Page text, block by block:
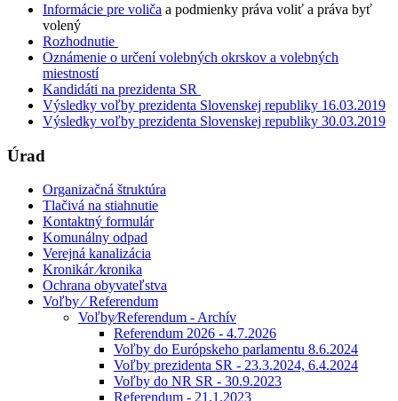
Informácie pre voliča a podmienky práva voliť a práva byť
volený
Rozhodnutie
Oznámenie o určení volebných okrskov a volebných
miestností
Kandidáti na prezidenta SR
Výsledky voľby prezidenta Slovenskej republiky 16.03.2019
Výsledky voľby prezidenta Slovenskej republiky 30.03.2019
Úrad
Organizačná štruktúra
Tlačivá na stiahnutie
Kontaktný formulár
Komunálny odpad
Verejná kanalizácia
Kronikár ⁄kronika
Ochrana obyvateľstva
Voľby ⁄ Referendum
Voľby⁄Referendum - Archív
Referendum 2026 - 4.7.2026
Voľby do Európskeho parlamentu 8.6.2024
Voľby prezidenta SR - 23.3.2024, 6.4.2024
Voľby do NR SR - 30.9.2023
Referendum - 21.1.2023